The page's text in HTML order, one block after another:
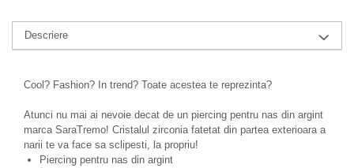
Descriere
Cool? Fashion? In trend? Toate acestea te reprezinta?
Atunci nu mai ai nevoie decat de un piercing pentru nas din argint
marca SaraTremo! Cristalul zirconia fatetat din partea exterioara a
narii te va face sa sclipesti, la propriu!
Piercing pentru nas din argint